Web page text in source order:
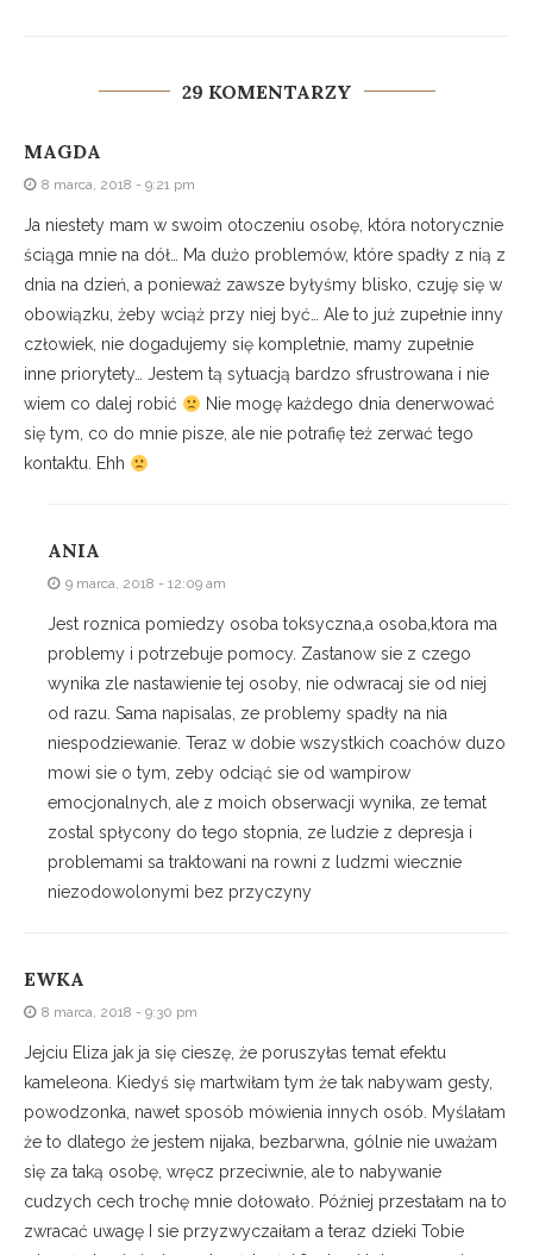
29 KOMENTARZY
MAGDA
8 marca, 2018 - 9:21 pm
Ja niestety mam w swoim otoczeniu osobę, która notorycznie
ściąga mnie na dół… Ma dużo problemów, które spadły z nią z
dnia na dzień, a ponieważ zawsze byłyśmy blisko, czuję się w
obowiązku, żeby wciąż przy niej być… Ale to już zupełnie inny
człowiek, nie dogadujemy się kompletnie, mamy zupełnie
inne priorytety… Jestem tą sytuacją bardzo sfrustrowana i nie
wiem co dalej robić
Nie mogę każdego dnia denerwować
się tym, co do mnie pisze, ale nie potrafię też zerwać tego
kontaktu. Ehh
ANIA
9 marca, 2018 - 12:09 am
Jest roznica pomiedzy osoba toksyczna,a osoba,ktora ma
problemy i potrzebuje pomocy. Zastanow sie z czego
wynika zle nastawienie tej osoby, nie odwracaj sie od niej
od razu. Sama napisalas, ze problemy spadły na nia
niespodziewanie. Teraz w dobie wszystkich coachów duzo
mowi sie o tym, zeby odciąć sie od wampirow
emocjonalnych, ale z moich obserwacji wynika, ze temat
zostal spłycony do tego stopnia, ze ludzie z depresja i
problemami sa traktowani na rowni z ludzmi wiecznie
niezodowolonymi bez przyczyny
EWKA
8 marca, 2018 - 9:30 pm
Jejciu Eliza jak ja się cieszę, że poruszyłas temat efektu
kameleona. Kiedyś się martwiłam tym że tak nabywam gesty,
powodzonka, nawet sposób mówienia innych osób. Myślałam
że to dlatego że jestem nijaka, bezbarwna, gólnie nie uważam
sìę za taką osobę, wręcz przeciwnie, ale to nabywanie
cudzych cech trochę mnie dołowało. Później przestałam na to
zwracać uwagę I sie przyzwyczaiłam a teraz dzieki Tobie